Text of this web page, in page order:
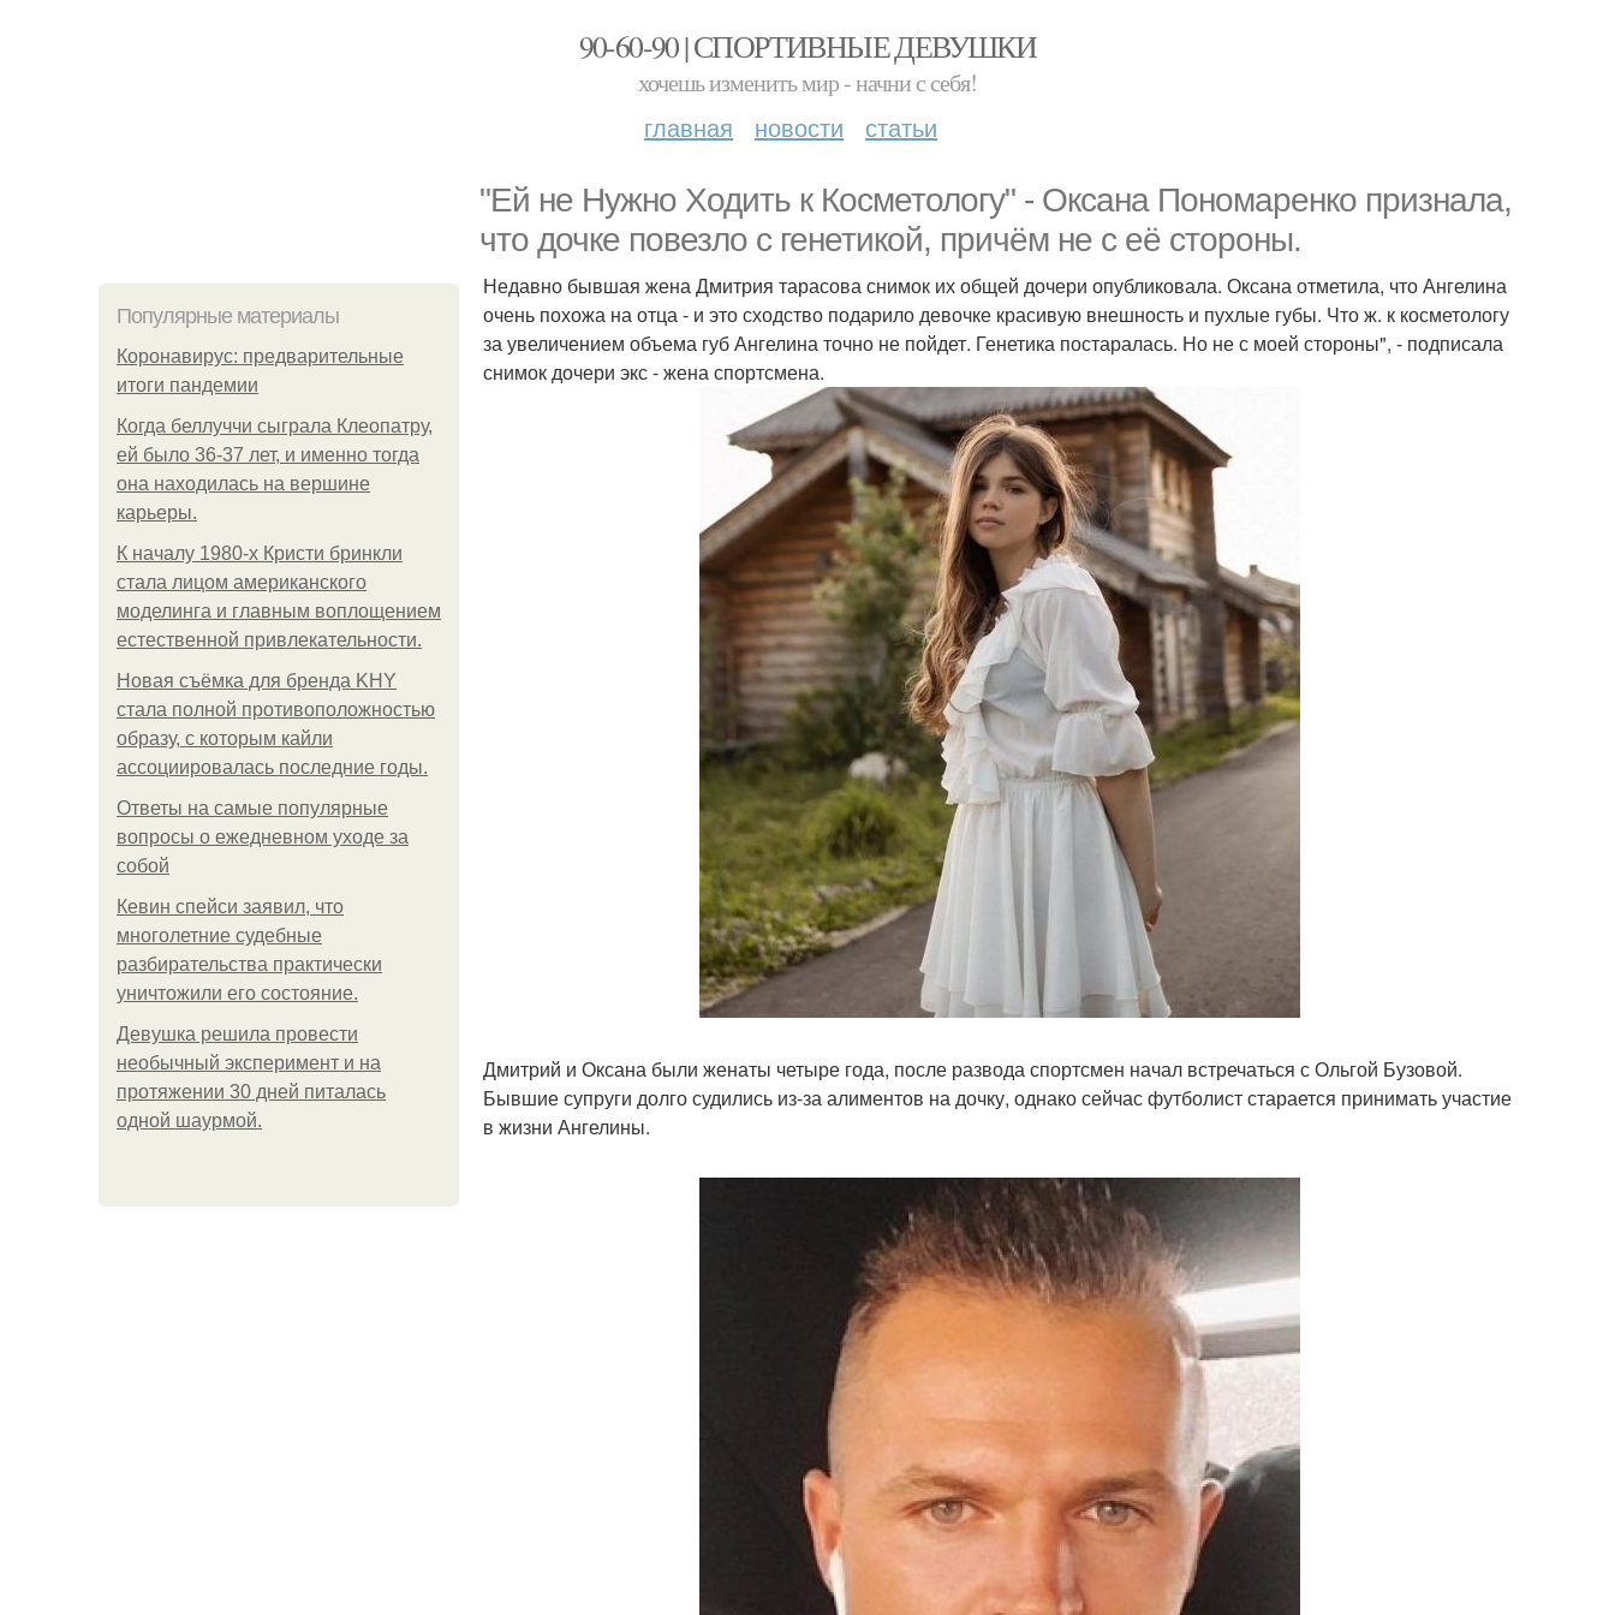
90-60-90 | СПОРТИВНЫЕ ДЕВУШКИ
хочешь изменить мир - начни с себя!
главная новости статьи
"Ей не Нужно Ходить к Косметологу" - Оксана Пономаренко признала,
что дочке повезло с генетикой, причём не с её стороны.
Популярные материалы
Коронавирус: предварительные
итоги пандемии
Когда беллуччи сыграла Клеопатру,
ей было 36-37 лет, и именно тогда
она находилась на вершине
карьеры.
К началу 1980-х Кристи бринкли
стала лицом американского
моделинга и главным воплощением
естественной привлекательности.
Новая съёмка для бренда KHY
стала полной противоположностью
образу, с которым кайли
ассоциировалась последние годы.
Ответы на самые популярные
вопросы о ежедневном уходе за
собой
Кевин спейси заявил, что
многолетние судебные
разбирательства практически
уничтожили его состояние.
Девушка решила провести
необычный эксперимент и на
протяжении 30 дней питалась
одной шаурмой.
Недавно бывшая жена Дмитрия тарасова снимок их общей дочери опубликовала. Оксана отметила, что Ангелина
очень похожа на отца - и это сходство подарило девочке красивую внешность и пухлые губы. Что ж. к косметологу
за увеличением объема губ Ангелина точно не пойдет. Генетика постаралась. Но не с моей стороны", - подписала
снимок дочери экс - жена спортсмена.
Дмитрий и Оксана были женаты четыре года, после развода спортсмен начал встречаться с Ольгой Бузовой.
Бывшие супруги долго судились из-за алиментов на дочку, однако сейчас футболист старается принимать участие
в жизни Ангелины.